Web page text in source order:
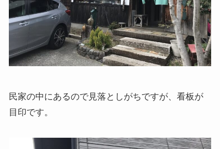
民家の中にあるので見落としがちですが、看板が
目印です。